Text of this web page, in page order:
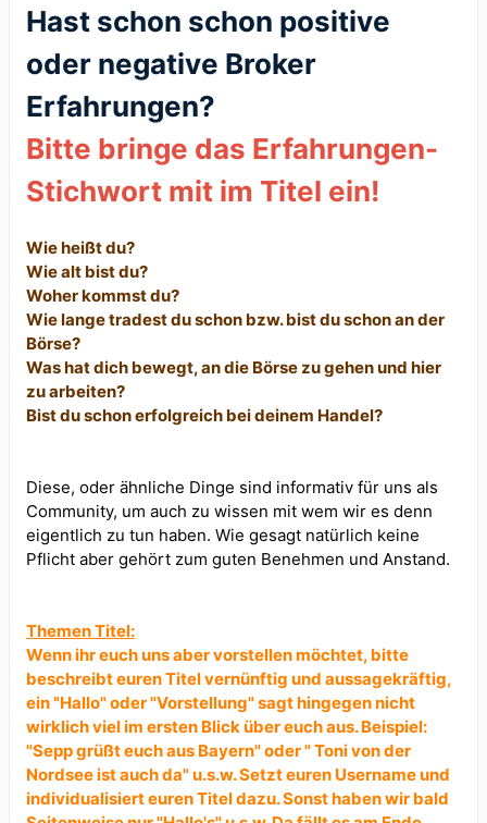
Hast schon schon positive
oder negative Broker
Erfahrungen?
Bitte bringe das Erfahrungen-
Stichwort mit im Titel ein!
Wie heißt du?
Wie alt bist du?
Woher kommst du?
Wie lange tradest du schon bzw. bist du schon an der
Börse?
Was hat dich bewegt, an die Börse zu gehen und hier
zu arbeiten?
Bist du schon erfolgreich bei deinem Handel?
Diese, oder ähnliche Dinge sind informativ für uns als
Community, um auch zu wissen mit wem wir es denn
eigentlich zu tun haben. Wie gesagt natürlich keine
Pflicht aber gehört zum guten Benehmen und Anstand.
Themen Titel:
Wenn ihr euch uns aber vorstellen möchtet, bitte
beschreibt euren Titel vernünftig und aussagekräftig,
ein "Hallo" oder "Vorstellung" sagt hingegen nicht
wirklich viel im ersten Blick über euch aus. Beispiel:
"Sepp grüßt euch aus Bayern" oder " Toni von der
Nordsee ist auch da" u.s.w. Setzt euren Username und
individualisiert euren Titel dazu. Sonst haben wir bald